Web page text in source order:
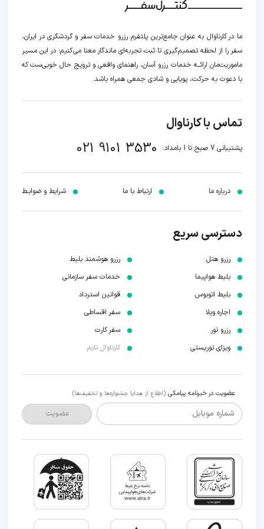
ما در کارناوال به عنوان جامع‌ترین پلتفرم رزرو خدمات سفر و گردشگری در ایران،
سفر را از لحظه‌ تصمیم‌گیری تا ثبت تجربه‌ای ماندگار معنا می‌کنیم؛ در این مسیر‍
ماموریت‌مان اراﺋــﻪ خدمات رزرو آسان، راهنمای واقعی و ترویج حال خوبی‌ست که
با دعوت به حرکت، پویایی و شادی جمعی همراه باشد.
تماس با کارناوال
پشتیبانی 7 صبح تا 1 بامداد: 021 9101 3530
درباره ما ارتباط با ما شرایط و ضوابـط
دسترسی سریع
رزرو هتل
بلیط هواپیما
بلیط اتوبوس
اجاره ویلا
رزرو تور
ویزای توریستی
رزرو هوشمند بلیط
خدمات سفر سازمانی
قوانین استرداد
سفر اقساطی
سفر کارت
کارناوال تایم
عضویت در خبرنامه پیامکی (اطلاع از هدایا جشنواره‌ها و تخفیف‌ها)
شماره موبایل عضویت